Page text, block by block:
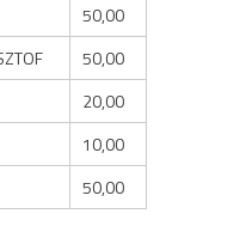
50,00
50,00
20,00
10,00
50,00